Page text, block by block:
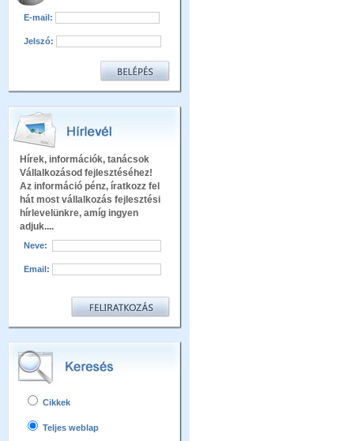
E-mail:
Jelszó:
Hírek, információk, tanácsok
Vállalkozásod fejlesztéséhez!
Az információ pénz, íratkozz fel
hát most vállalkozás fejlesztési
hírlevelünkre, amíg ingyen
adjuk....
Neve:
Email:
Cikkek
Teljes weblap